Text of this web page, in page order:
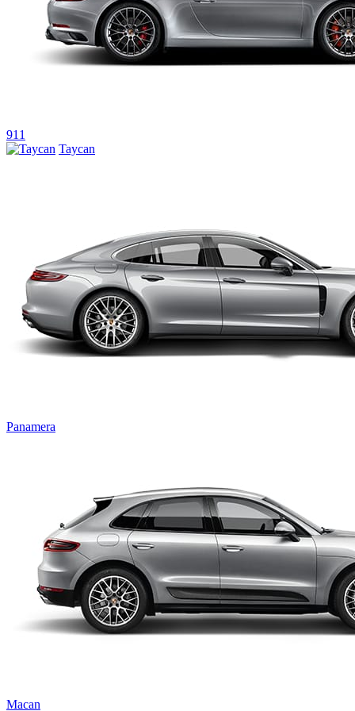
911
Taycan
Panamera
Macan